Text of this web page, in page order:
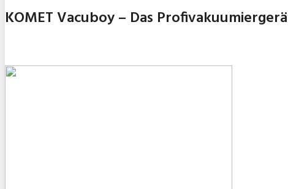
KOMET Vacuboy – Das